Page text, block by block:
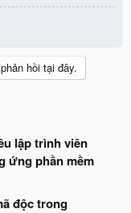
hồi tại đây.
lập trình viên
ứng phần mềm
độc trong